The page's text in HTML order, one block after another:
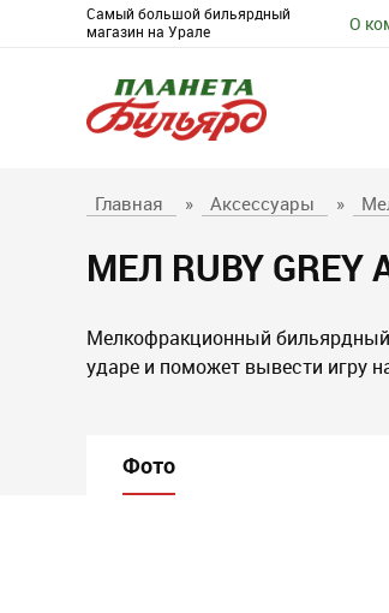
Самый большой бильярдный
магазин на Урале
О
Главная » Аксессуары »
МЕЛ RUBY
Мелкофракционный
ударе и поможет вывести игру
Фото